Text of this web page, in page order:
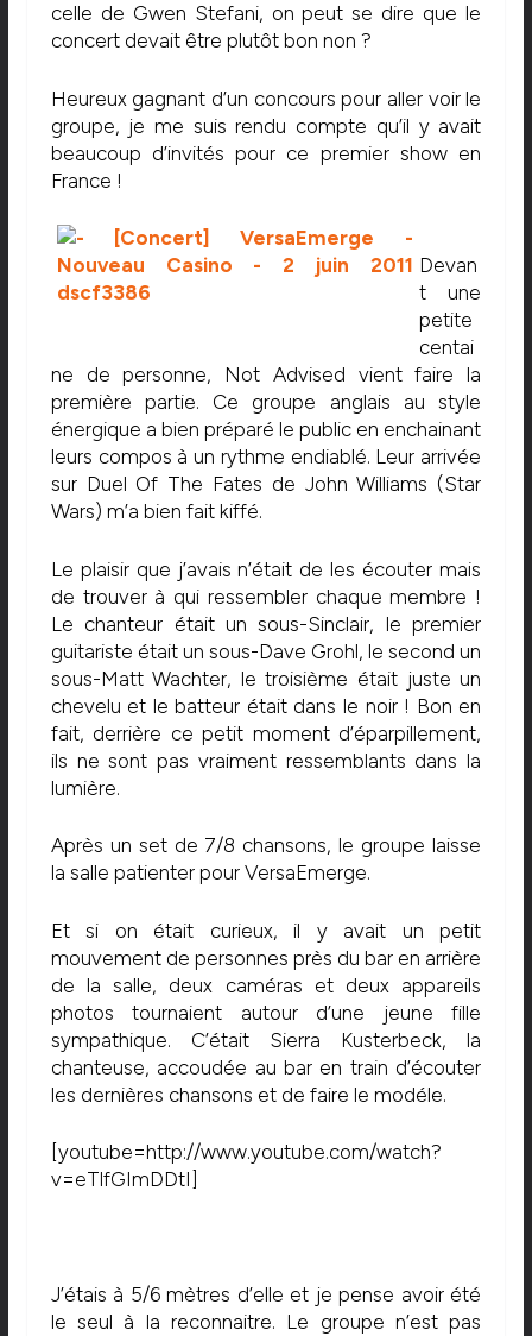
celle de Gwen Stefani, on peut se dire que le
concert devait être plutôt bon non ?
Heureux gagnant d’un concours pour aller voir le
groupe, je me suis rendu compte qu’il y avait
beaucoup d’invités pour ce premier show en
France !
Devan
t une
petite
centai
ne de personne, Not Advised vient faire la
première partie. Ce groupe anglais au style
énergique a bien préparé le public en enchainant
leurs compos à un rythme endiablé. Leur arrivée
sur Duel Of The Fates de John Williams (Star
Wars) m’a bien fait kiffé.
Le plaisir que j’avais n’était de les écouter mais
de trouver à qui ressembler chaque membre !
Le chanteur était un sous-Sinclair, le premier
guitariste était un sous-Dave Grohl, le second un
sous-Matt Wachter, le troisième était juste un
chevelu et le batteur était dans le noir ! Bon en
fait, derrière ce petit moment d’éparpillement,
ils ne sont pas vraiment ressemblants dans la
lumière.
Après un set de 7/8 chansons, le groupe laisse
la salle patienter pour VersaEmerge.
Et si on était curieux, il y avait un petit
mouvement de personnes près du bar en arrière
de la salle, deux caméras et deux appareils
photos tournaient autour d’une jeune fille
sympathique. C’était Sierra Kusterbeck, la
chanteuse, accoudée au bar en train d’écouter
les dernières chansons et de faire le modéle.
[youtube=http://www.youtube.com/watch?
v=eTlfGImDDtI]
J’étais à 5/6 mètres d’elle et je pense avoir été
le seul à la reconnaitre. Le groupe n’est pas